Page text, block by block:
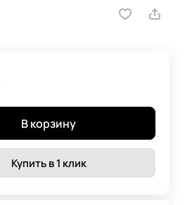
В корзину
Купить в 1 клик